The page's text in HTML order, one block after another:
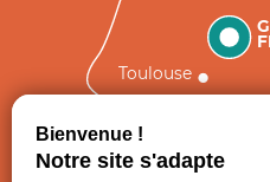
Toulouse